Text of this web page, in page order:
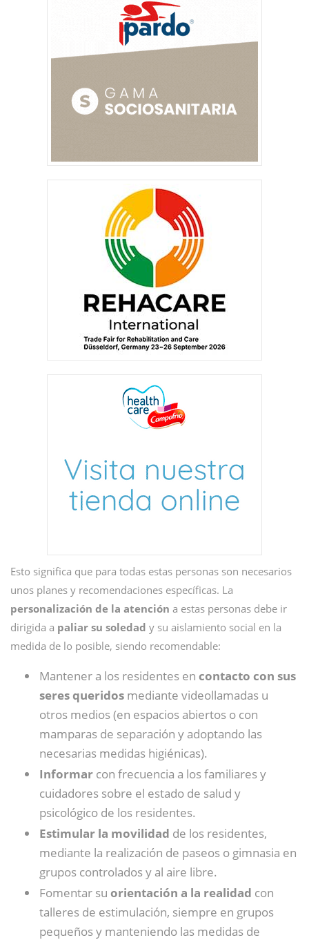
Esto significa que para todas estas personas son necesarios
unos planes y recomendaciones específicas. La
personalización de la atención a estas personas debe ir
dirigida a paliar su soledad y su aislamiento social en la
medida de lo posible, siendo recomendable:
Mantener a los residentes en contacto con sus
seres queridos mediante videollamadas u
otros medios (en espacios abiertos o con
mamparas de separación y adoptando las
necesarias medidas higiénicas).
Informar con frecuencia a los familiares y
cuidadores sobre el estado de salud y
psicológico de los residentes.
Estimular la movilidad de los residentes,
mediante la realización de paseos o gimnasia en
grupos controlados y al aire libre.
Fomentar su orientación a la realidad con
talleres de estimulación, siempre en grupos
pequeños y manteniendo las medidas de